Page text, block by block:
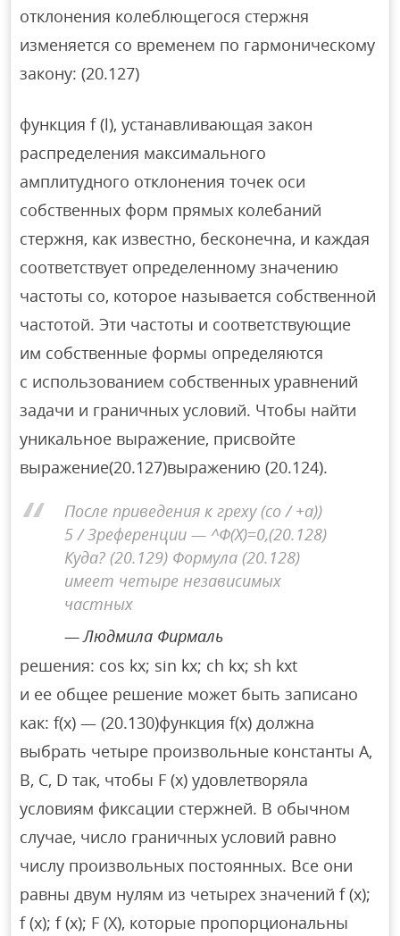
отклонения колеблющегося стержня
изменяется со временем по гармоническому
закону: (20.127)
функция f (l), устанавливающая закон
распределения максимального
амплитудного отклонения точек оси
собственных форм прямых колебаний
стержня, как известно, бесконечна, и каждая
соответствует определенному значению
частоты co, которое называется собственной
частотой. Эти частоты и соответствующие
им собственные формы определяются
с использованием собственных уравнений
задачи и граничных условий. Чтобы найти
уникальное выражение, присвойте
выражение(20.127)выражению (20.124).
После приведения к греху (co / +a))
5 / 3референции — ^Ф(Х)=0,(20.128)
Куда? (20.129) Формула (20.128)
имеет четыре независимых
частных
Людмила Фирмаль
решения: cos kx; sin kx; ch kx; sh kxt
и ее общее решение может быть записано
как: f(x) — (20.130)функция f(x) должна
выбрать четыре произвольные константы A,
B, C, D так, чтобы F (x) удовлетворяла
условиям фиксации стержней. В обычном
случае, число граничных условий равно
числу произвольных постоянных. Все они
равны двум нулям из четырех значений f (x);
f (x); f (x); F (X), которые пропорциональны